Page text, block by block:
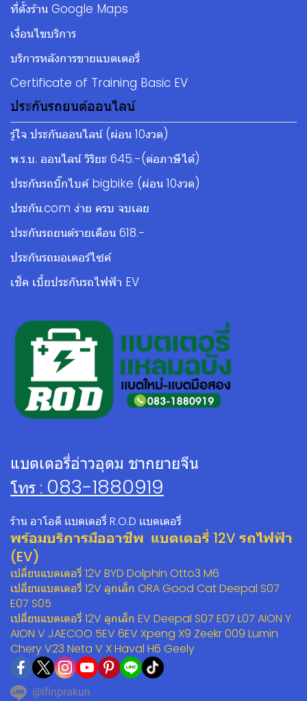
ที่ตั้งร้าน Google Maps
เงื่อนไขบริการ
บริการหลังการขายแบตเตอรี่
Certificate of Training Basic EV
ประกันรถยนต์ออนไลน์
รู้ใจ ประกันออนไลน์ (ผ่อน 10งวด)
พ.ร.บ. ออนไลน์ วิริยะ 645.-(ต่อภาษีได้)
ประกันรถบิ๊กไบค์ bigbike (ผ่อน 10งวด)
ประกัน.com ง่าย ครบ จบเลย
ประกันรถยนต์รายเดือน 618.-
ประกันรถมอเตอร์ไซค์
เช็ค เบี้ยประกันรถไฟฟ้า EV
แบตเตอรี่อ่าวอุดม ชากยายจีน
โทร : 083-1880919
ร้าน อาโอดี เเบตเตอรี่ R.O.D เเบตเตอรี่
พร้อมบริการมืออาชีพ แบตเตอรี่ 12V รถไฟฟ้า
(EV)
เปลี่ยนแบตเตอรี่ 12V BYD Dolphin Otto3 M6
เปลี่ยนแบตเตอรี่ 12V ลูกเล็ก ORA Good Cat Deepal S07
E07 S05
เปลี่ยนแบตเตอรี่ 12V ลูกเล็ก EV Deepal S07 E07 L07 AION Y
AION V JAECOO 5EV 6EV Xpeng X9 Zeekr 009 Lumin
Chery V23 Neta V X Haval H6 Geely
@ifinprakun